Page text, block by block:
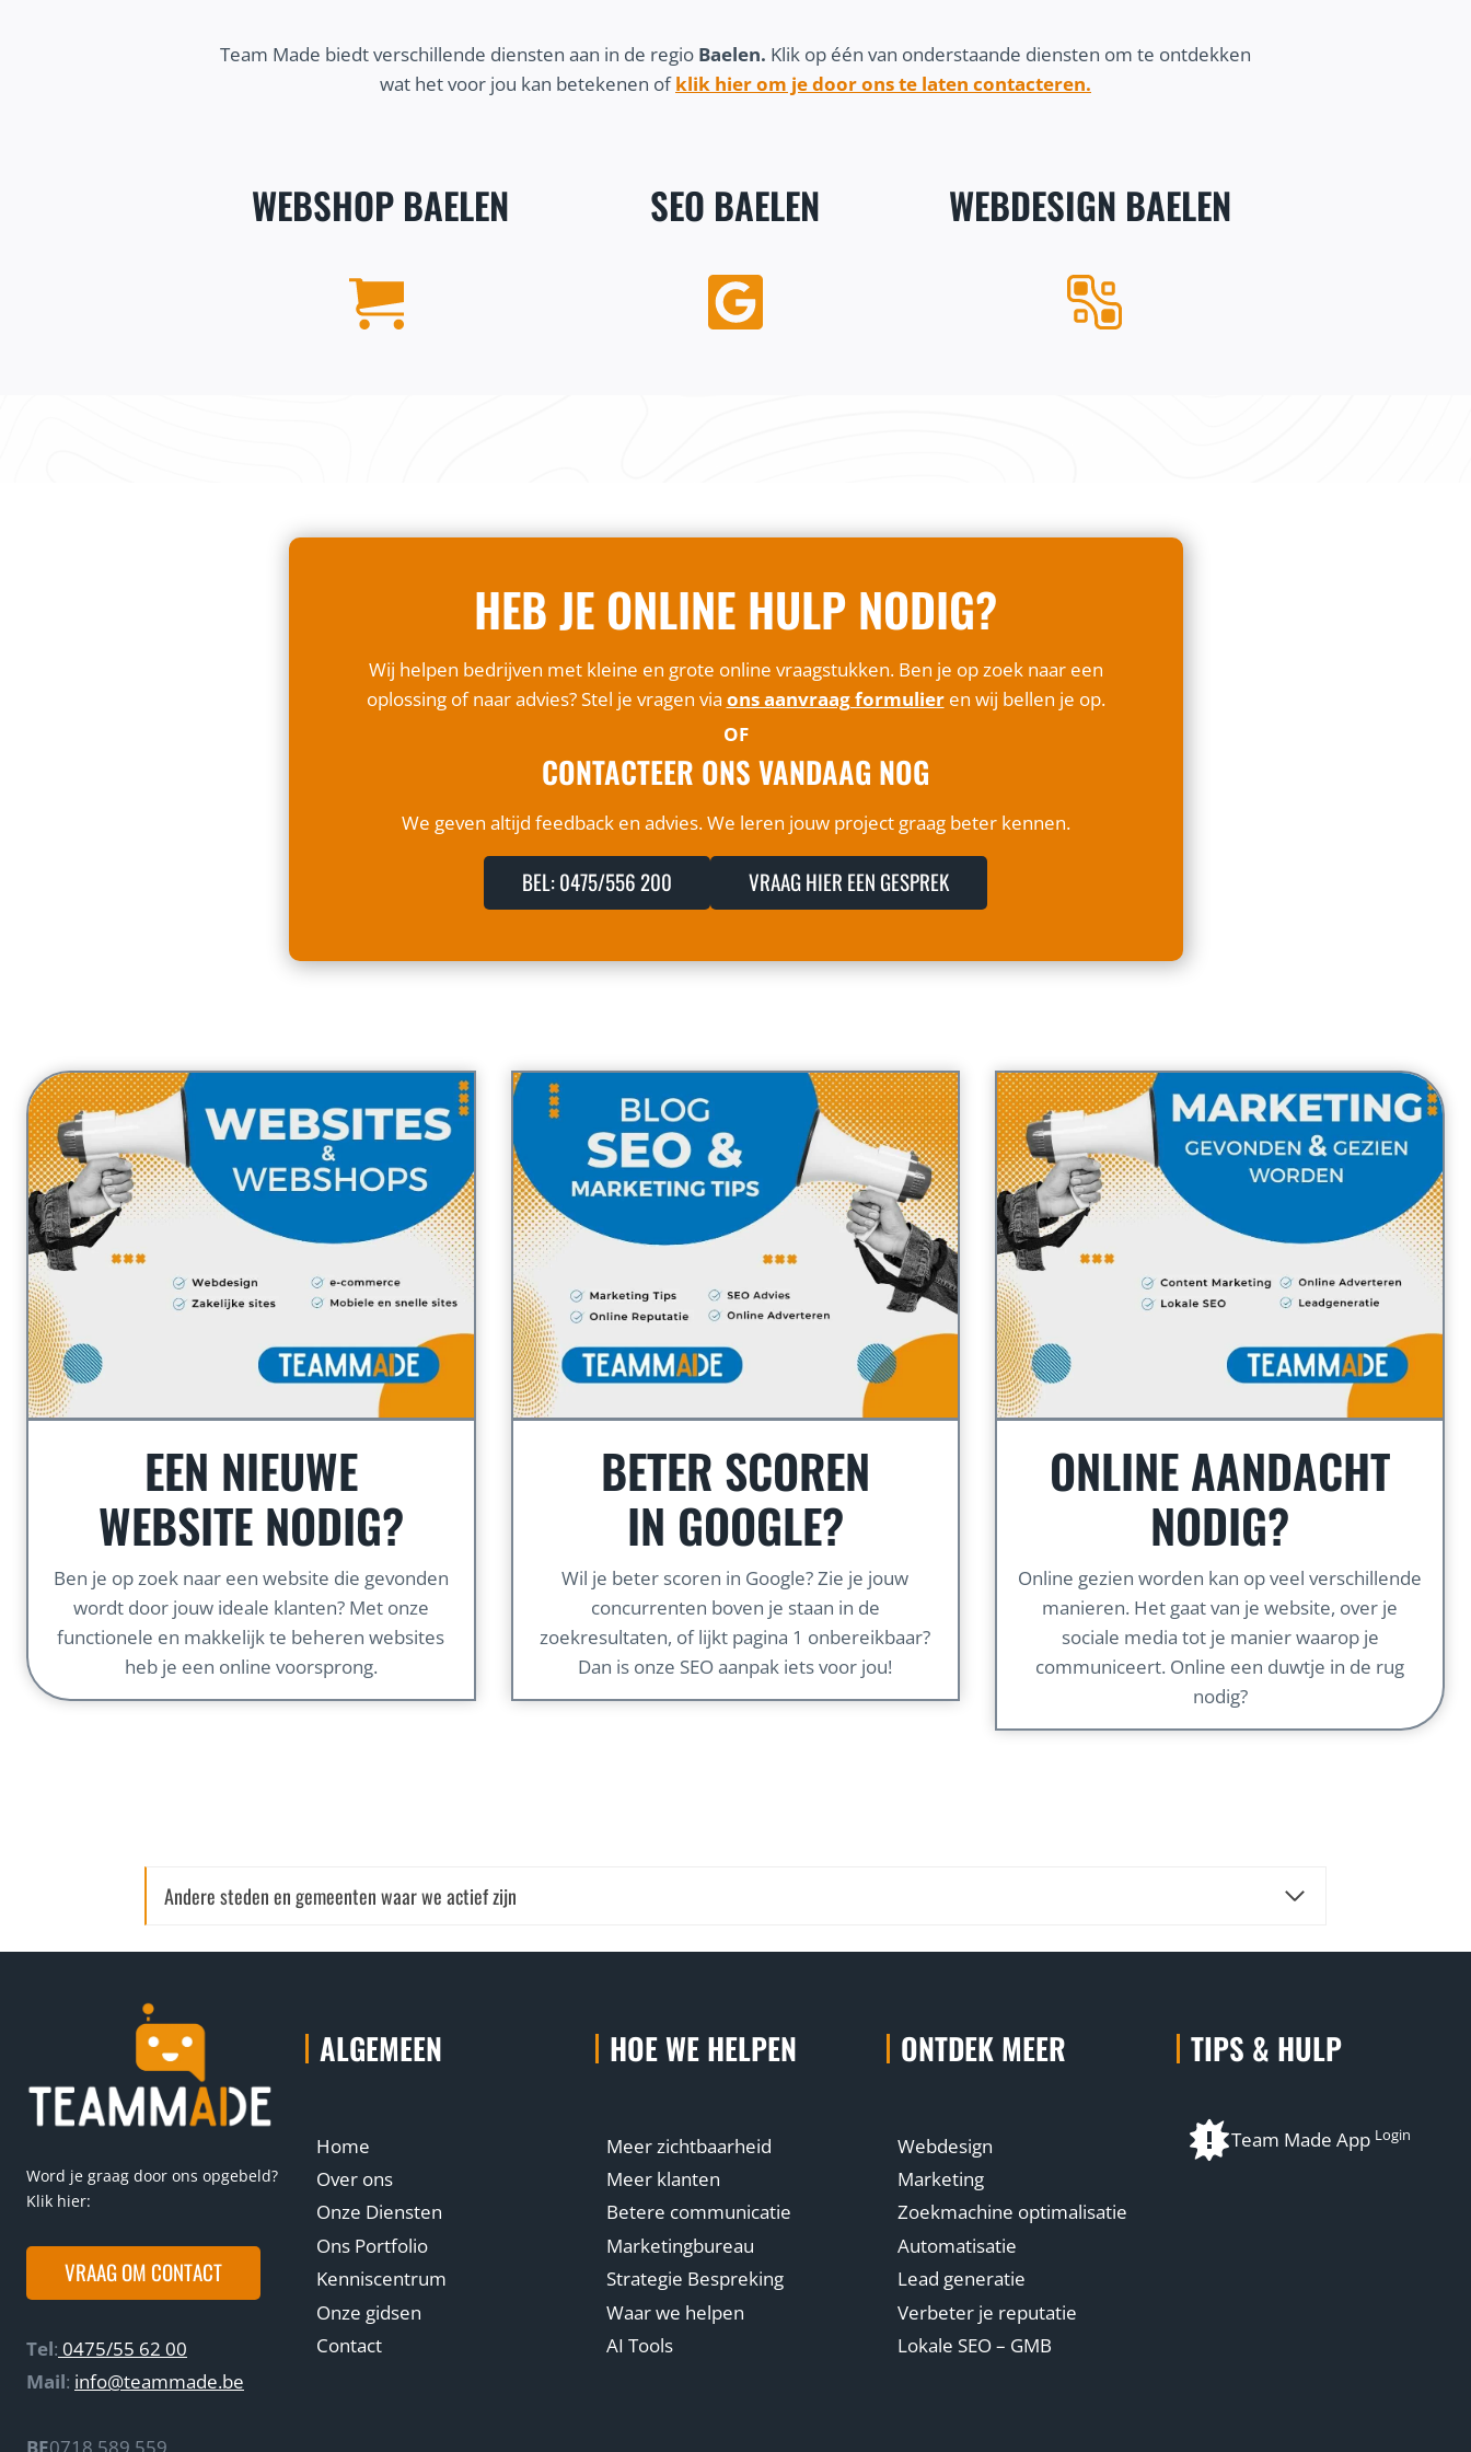
Team Made biedt verschillende diensten aan in de regio Baelen. Klik op één van onderstaande diensten om te ontdekken
wat het voor jou kan betekenen ofklik hier om je door ons te laten contacteren.
WEBSHOP BAELEN SEO BAELEN WEBDESIGN BAELEN
HEB JE ONLINE HULP NODIG?
Wij helpen bedrijven met kleine en grote online vraagstukken. Ben je op zoek naar een
oplossing of naar advies? Stel je vragen via ons aanvraag formulieren wij bellen je op.
OF
CONTACTEER ONS VANDAAG NOG
We geven altijd feedback en advies. We leren jouw project graag beter kennen.
BEL: 0475/556 200 VRAAG HIER EEN GESPREK
EEN NIEUWE
WEBSITE NODIG?
Ben je op zoek naar een website die gevonden
wordt door jouw ideale klanten? Met onze
functionele en makkelijk te beheren websites
heb je een online voorsprong.
BETER SCOREN
IN GOOGLE?
Wil je beter scoren in Google? Zie je jouw
concurrenten boven je staan in de
zoekresultaten, of lijkt pagina 1 onbereikbaar?
Dan is onze SEO aanpak iets voor jou!
ONLINE AANDACHT
NODIG?
Online gezien worden kan op veel verschillende
manieren. Het gaat van je website, over je
sociale media tot je manier waarop je
communiceert. Online een duwtje in de rug
nodig?
Andere steden en gemeenten waar we actief zijn
Word je graag door ons opgebeld?
Klik hier:
VRAAG OM CONTACT
Tel: 0475/55 62 00
Mail: info@teammade.be
ALGEMEEN
Home
Over ons
Onze Diensten
Ons Portfolio
Kenniscentrum
Onze gidsen
Contact
HOE WE HELPEN
Meer zichtbaarheid
Meer klanten
Betere communicatie
Marketingbureau
Strategie Bespreking
Waar we helpen
AI Tools
ONTDEK MEER
Webdesign
Marketing
Zoekmachine optimalisatie
Automatisatie
Lead generatie
Verbeter je reputatie
Lokale SEO – GMB
TIPS & HULP
Team Made App Login